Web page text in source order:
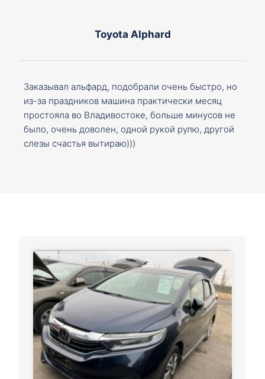
Toyota Alphard
Заказывал альфард, подобрали очень быстро, но
из-за праздников машина практически месяц
простояла во Владивостоке, больше минусов не
было, очень доволен, одной рукой рулю, другой
слезы счастья вытираю)))